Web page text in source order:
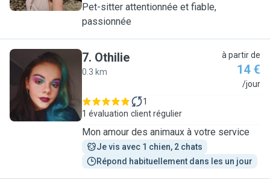
Pet-sitter attentionnée et fiable,
passionnée
O
7. Othilie
0.3 km
à partir de
14 €
/jour
1 évaluation
1
client régulier
Mon amour des animaux à votre service
Je vis avec 1 chien, 2 chats
Répond habituellement dans les un jour